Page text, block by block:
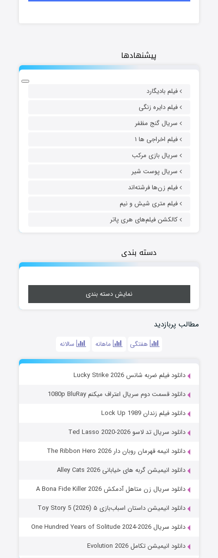
پیشنهادها
فیلم بادیگارد
فیلم دایره زنگی
سریال گنج مظفر
فیلم اخراجی ها ۱
سریال بازی مرکب
سریال پوست شیر
فیلم زن‌ها فرشته‌اند
فیلم متری شیش و نیم
کالکشن فیلم‌های هری پاتر
دسته بندی
نمایش دسته بندی
مطالب پربازدید
هفتگی ماهانه سالانه
دانلود فیلم ضربه شانس Lucky Strike 2026
دانلود قسمت دوم سریال اعتراف میکنم 1080p BluRay
دانلود فیلم زندان Lock Up 1989
دانلود سریال تد لاسو Ted Lasso 2020-2026
دانلود انیمه قهرمان روبان دار The Ribbon Hero 2026
دانلود انیمیشن گربه های خیابانی Alley Cats 2026
دانلود سریال زن متاهل آدمکش A Bona Fide Killer 2026
دانلود انیمیشن داستان اسباب‌بازی ۵ Toy Story 5 (2026)
دانلود سریال One Hundred Years of Solitude 2024-2026
دانلود انیمیشن تکامل Evolution 2026